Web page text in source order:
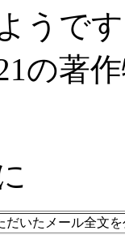
うで
の著
だいたメール全文